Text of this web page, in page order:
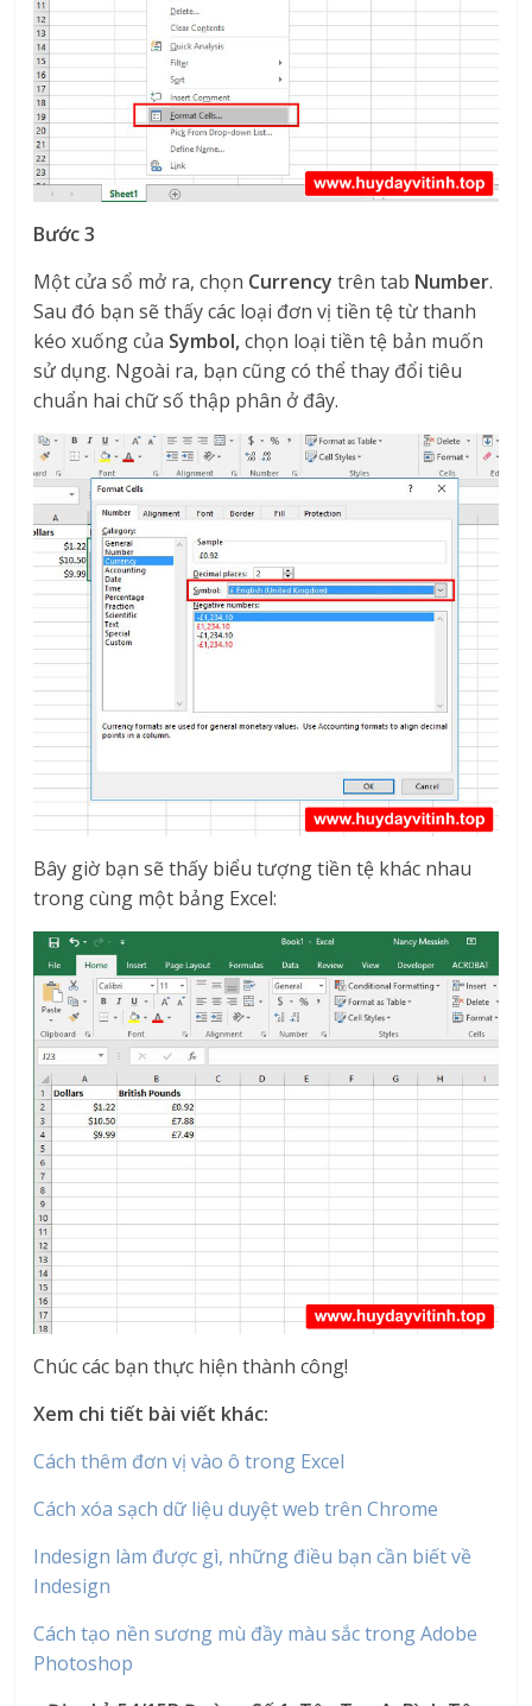
Bước 3
Một cửa sổ mở ra, chọn Currencytrên tab Number.
Sau đó bạn sẽ thấy các loại đơn vị tiền tệ từ thanh
kéo xuống của Symbol,chọn loại tiền tệ bản muốn
sử dụng. Ngoài ra, bạn cũng có thể thay đổi tiêu
chuẩn hai chữ số thập phân ở đây.
Bây giờ bạn sẽ thấy biểu tượng tiền tệ khác nhau
trong cùng một bảng Excel:
Chúc các bạn thực hiện thành công!
Xem chi tiết bài viết khác:
Cách thêm đơn vị vào ô trong Excel
Cách xóa sạch dữ liệu duyệt web trên Chrome
Indesign làm được gì, những điều bạn cần biết về
Indesign
Cách tạo nền sương mù đầy màu sắc trong Adobe
Photoshop